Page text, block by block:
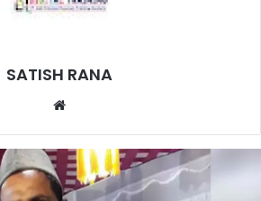
SATISH RANA